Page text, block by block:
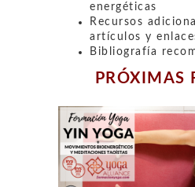
energéticas
Recursos
artículos y
Bibliografía
PRÓXIMAS